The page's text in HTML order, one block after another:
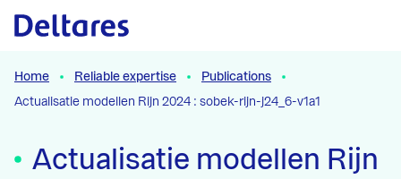
Naar hoofdcontent
Home Reliable expertise
Publications
Actualisatie modellen Rijn 2024 : sobek-rijn-j24_6-v1a1
Actualisatie modellen Rijn